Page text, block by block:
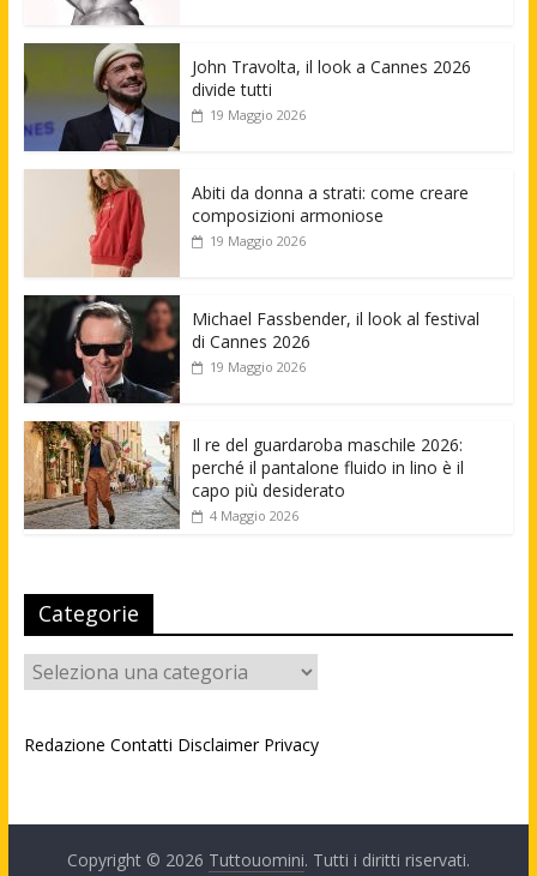
John Travolta, il look a Cannes 2026
divide tutti
19 Maggio 2026
Abiti da donna a strati: come creare
composizioni armoniose
19 Maggio 2026
Michael Fassbender, il look al festival
di Cannes 2026
19 Maggio 2026
Il re del guardaroba maschile 2026:
perché il pantalone fluido in lino è il
capo più desiderato
4 Maggio 2026
Categorie
Categorie
Redazione Contatti Disclaimer Privacy
Copyright © 2026 Tuttouomini. Tutti i diritti riservati.